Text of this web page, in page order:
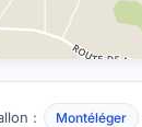
: Montéléger